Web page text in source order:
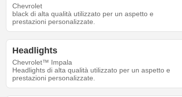
Chevrolet
black di alta qualità utilizzato per un aspetto e
prestazioni personalizzate.
Headlights
Chevrolet™ Impala
Headlights di alta qualità utilizzato per un aspetto e
prestazioni personalizzate.